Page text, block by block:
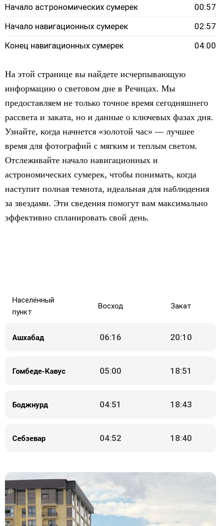
Начало астрономических сумерек
00:57
Начало навигационных сумерек
02:57
Конец навигационных сумерек
04:00
На этой странице вы найдете исчерпывающую
информацию о световом дне в Речицах. Мы
предоставляем не только точное время сегодняшнего
рассвета и заката, но и данные о ключевых фазах дня.
Узнайте, когда начнется «золотой час» — лучшее
время для фотографий с мягким и теплым светом.
Отслеживайте начало навигационных и
астрономических сумерек, чтобы понимать, когда
наступит полная темнота, идеальная для наблюдения
за звездами. Эти сведения помогут вам максимально
эффективно спланировать свой день.
Населённый
пункт
Восход Закат
Ашхабад 06:16 20:10
Гомбеде-Кавус 05:00 18:51
Боджнурд 04:51 18:43
Себзевар 04:52 18:40